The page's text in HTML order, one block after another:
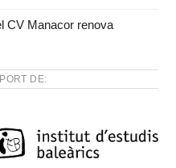
CV Manacor renova
DE: